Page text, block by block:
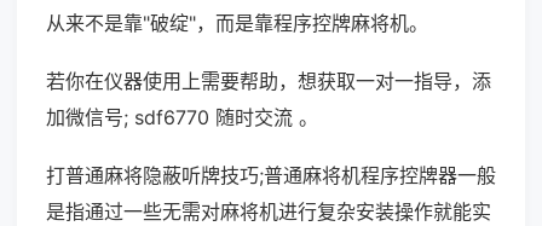
从来不是靠"破绽"，而是靠程序控牌麻将机。
若你在仪器使用上需要帮助，想获取一对一指导，添
加微信号; sdf6770 随时交流 。
打普通麻将隐蔽听牌技巧;普通麻将机程序控牌器一般
是指通过一些无需对麻将机进行复杂安装操作就能实